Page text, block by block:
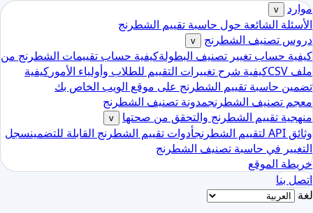
موارد
v
الأسئلة الشائعة حول حاسبة تقييم الشطرنج
دروس تصنيف الشطرنج
v
كيفية حساب تغيير تصنيف البطولةكيفية حساب تقييمات الشطرنج من
ملف CSV
كيفية شرح تغييرات التقييم للطلاب وأولياء الأمور كيفية
تضمين حاسبة تقييم الشطرنج على موقع الويب الخاص بك
معجم تصنيف الشطرنجمدونة تصنيف الشطرنج
منهجية تقييم الشطرنج والتحقق من صحتها
v
وثائق API لتقييم الشطرنج أدوات تقييم الشطرنج القابلة للتضمينسجل
التغيير في حاسبة تصنيف الشطرنج
خريطة الموقع
اتصل بنا
لغة